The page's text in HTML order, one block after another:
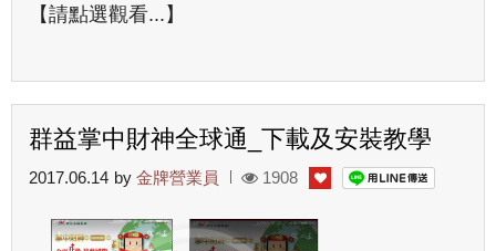
【請點選觀看...】
群益掌中財神全球通_下載及安裝教學
2017.06.14 by 金牌營業員 1908